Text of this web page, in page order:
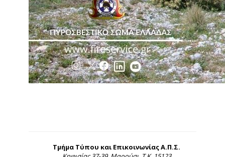
Τμήμα Τύπου και Επικοινωνίας Α.Π.Σ.